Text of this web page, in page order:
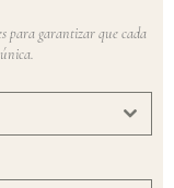
para garantizar que cada